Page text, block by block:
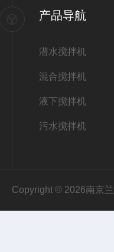
产品导航
潜水搅拌机
混合搅拌机
液下搅拌机
污水搅拌机
Copyright © 2026南京